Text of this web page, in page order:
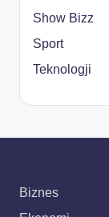
Show Bizz
Sport
Teknologji
Biznes